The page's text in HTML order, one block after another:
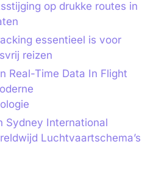
op drukke routes in
essentieel is voor
reizen
Real-Time Data In Flight
Sydney International
Luchtvaartschema’s